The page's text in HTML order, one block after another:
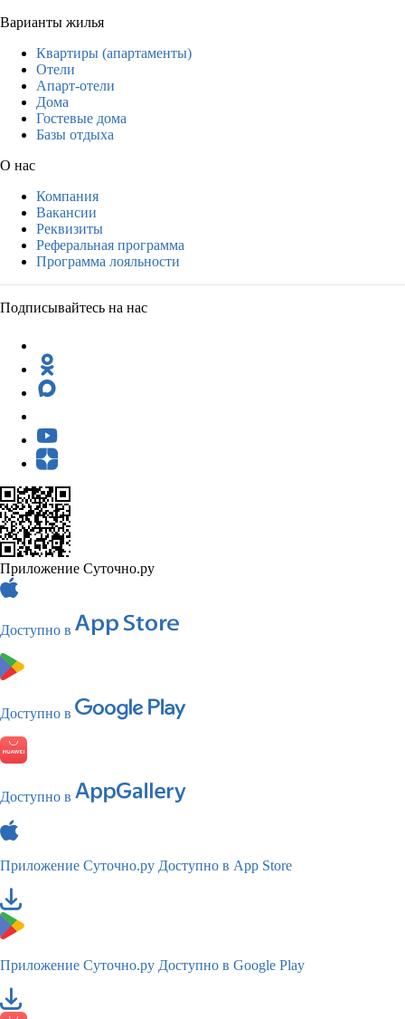
Варианты жилья
Квартиры (апартаменты)
Отели
Апарт-отели
Дома
Гостевые дома
Базы отдыха
О нас
Компания
Вакансии
Реквизиты
Реферальная программа
Программа лояльности
Подписывайтесь на нас
Приложение Суточно.ру
Доступно в
Доступно в
Доступно в
Приложение Суточно.ру Доступно в App Store
Приложение Суточно.ру Доступно в Google Play